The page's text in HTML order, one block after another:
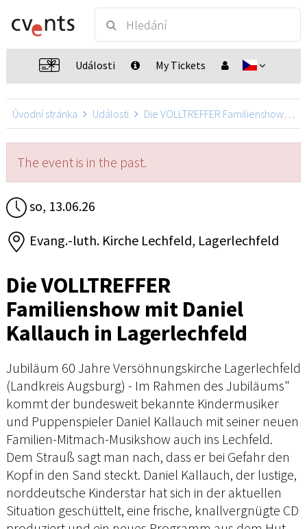
Události My Tickets
Úvodní stránka Události Die VOLLTREFFER Familienshow mit Daniel Kallauch
The event is in the past.
so, 13.06.26
Evang.-luth. Kirche Lechfeld, Lagerlechfeld
Die VOLLTREFFER
Familienshow mit Daniel
Kallauch in Lagerlechfeld
Jubiläum 60 Jahre Versöhnungskirche Lagerlechfeld
(Landkreis Augsburg) - Im Rahmen des Jubiläums"
kommt der bundesweit bekannte Kindermusiker
und Puppenspieler Daniel Kallauch mit seiner neuen
Familien-Mitmach-Musikshow auch ins Lechfeld.
Dem Strauß sagt man nach, dass er bei Gefahr den
Kopf in den Sand steckt. Daniel Kallauch, der lustige,
norddeutsche Kinderstar hat sich in der aktuellen
Situation geschüttelt, eine frische, knallvergnügte CD